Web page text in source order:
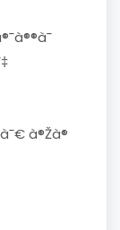
à®Žà®